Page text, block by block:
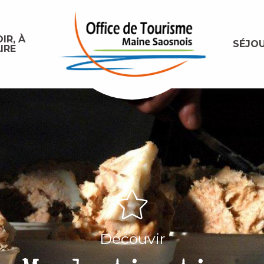
À
Découvir